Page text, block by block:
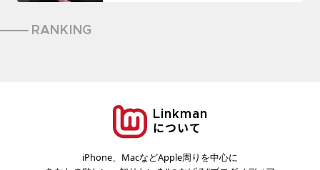
RANKING
Linkman
について
iPhone、MacなどApple周りを中心に